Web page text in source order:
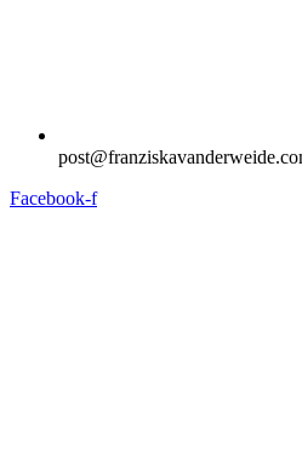
Facebook-f